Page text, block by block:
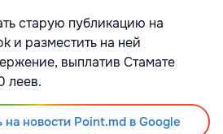
старую публикацию на
и разместить на ней
выплатив Стамате
леев.
новости Point.md в Google